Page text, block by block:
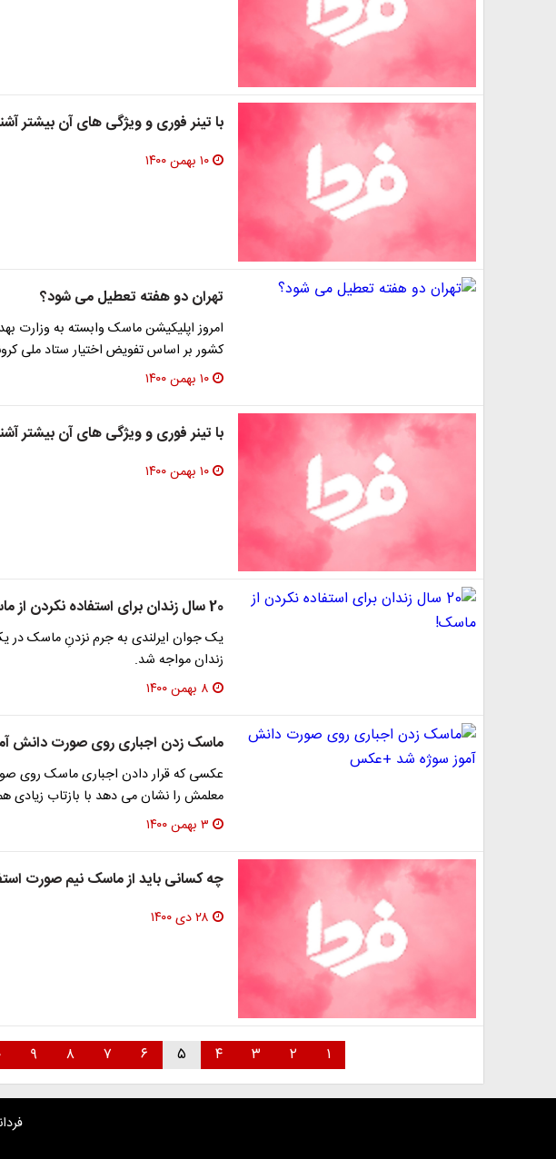
با تینر فوری و ویژگی های آن بیشتر
۱۰ بهمن ۱۴۰۰
تهران دو هفته تعطیل می شود؟
امروز اپلیکیشن ماسک وابسته به وزارت
کشور بر اساس تفویض اختیار ستاد ملی
۱۰ بهمن ۱۴۰۰
با تینر فوری و ویژگی های آن بیشتر
۱۰ بهمن ۱۴۰۰
20 سال زندان برای استفاده نکردن از ماسک!
زندان مواجه شد.
۸ بهمن ۱۴۰۰
ماسک زدن اجباری روی صورت دانش
عکسی که قرار دادن اجباری ماسک روی
معلمش را نشان می دهد با بازتاب زیادی
۳ بهمن ۱۴۰۰
چه کسانی باید از ماسک نیم صورت
۲۸ دی ۱۴۰۰
۱ ۲ ۳ ۴ ۵ ۶ ۷ ۸ ۹